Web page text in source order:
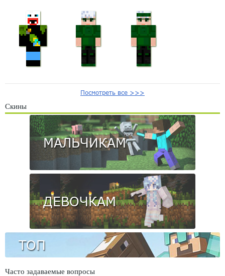
Посмотреть все >>>
Скины
МАЛЬЧИКАМ
ДЕВОЧКАМ
ТОП
Часто задаваемые вопросы